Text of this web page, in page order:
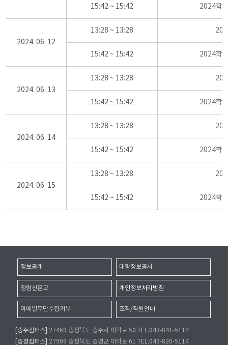
15:42 ~ 15:42 2024학
2024. 06. 12
13:28 ~ 13:28
15:42 ~ 15:42 2024학
2024. 06. 13
13:28 ~ 13:28
15:42 ~ 15:42 2024학
2024. 06. 14
13:28 ~ 13:28
15:42 ~ 15:42 2024학
2024. 06. 15
13:28 ~ 13:28
15:42 ~ 15:42 2024학
정보공개 대학정보공시
청렴신문고 개인정보처리방침
이메일무단수집거부 조직/직원안내
[충주캠퍼스]
27469 충청북도 충주시 대학로 50 TEL.043-841-5114
[증평캠퍼스]
27909 충청북도 증평군 대학로 61 TEL.043-820-5114